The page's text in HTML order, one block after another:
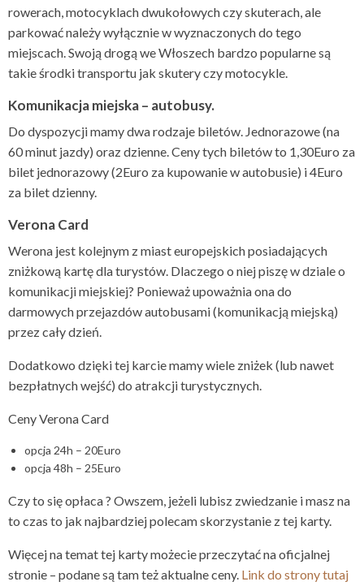
rowerach, motocyklach dwukołowych czy skuterach, ale
parkować należy wyłącznie w wyznaczonych do tego
miejscach. Swoją drogą we Włoszech bardzo popularne są
takie środki transportu jak skutery czy motocykle.
Komunikacja miejska – autobusy.
Do dyspozycji mamy dwa rodzaje biletów. Jednorazowe (na
60 minut jazdy) oraz dzienne. Ceny tych biletów to 1,30Euro za
bilet jednorazowy (2Euro za kupowanie w autobusie) i 4Euro
za bilet dzienny.
Verona Card
Werona jest kolejnym z miast europejskich posiadających
zniżkową kartę dla turystów. Dlaczego o niej piszę w dziale o
komunikacji miejskiej? Ponieważ upoważnia ona do
darmowych przejazdów autobusami (komunikacją miejską)
przez cały dzień.
Dodatkowo dzięki tej karcie mamy wiele zniżek (lub nawet
bezpłatnych wejść) do atrakcji turystycznych.
Ceny Verona Card
opcja 24h – 20Euro
opcja 48h – 25Euro
Czy to się opłaca ? Owszem, jeżeli lubisz zwiedzanie i masz na
to czas to jak najbardziej polecam skorzystanie z tej karty.
Więcej na temat tej karty możecie przeczytać na oficjalnej
stronie – podane są tam też aktualne ceny. Link do strony tutaj